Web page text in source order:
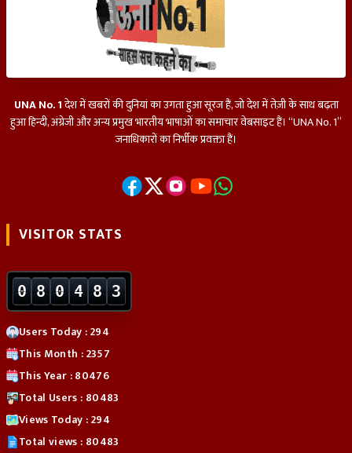
UNA No. 1देश में खबरों की दुनियां का उगता हुआ सूरज हैं, जो देश में तेज़ी के साथ बढ़ता
हुआ हिन्दी, अंग्रेजी और अन्य प्रमुख भारतीय भाषाओं का समाचार वेबसाइट हैं। “UNA No. 1”
जनाधिकारों का निर्भीक प्रवक्ता हैं।
VISITOR STATS
0 8 0 4 8 3
Users Today : 294
This Month : 2357
This Year : 80476
Total Users : 80483
Views Today : 294
Total views : 80483